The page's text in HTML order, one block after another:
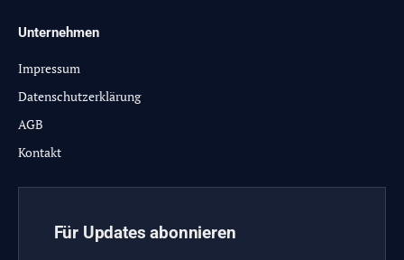
Unternehmen
Impressum
Datenschutzerklärung
AGB
Kontakt
Für Updates abonnieren